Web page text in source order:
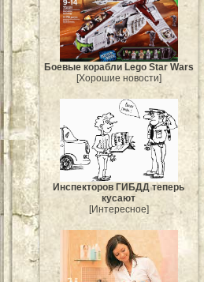
Боевые корабли Lego Star Wars
[Хорошие новости]
Инспекторов ГИБДД теперь
кусают
[Интересное]